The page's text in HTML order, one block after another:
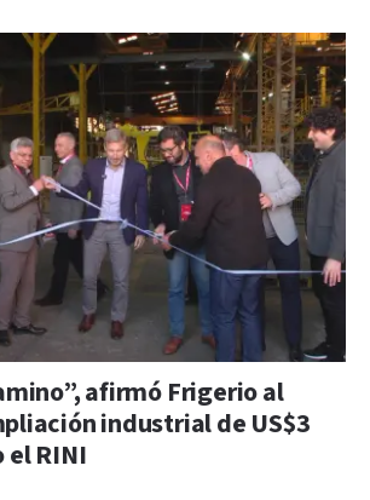
afirmó Frigerio al
industrial de US$3
el RINI